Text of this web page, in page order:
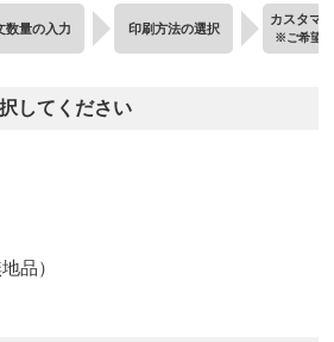
数量の入力 印刷方法の選択
カスタマ
※ご希望
してください
品）